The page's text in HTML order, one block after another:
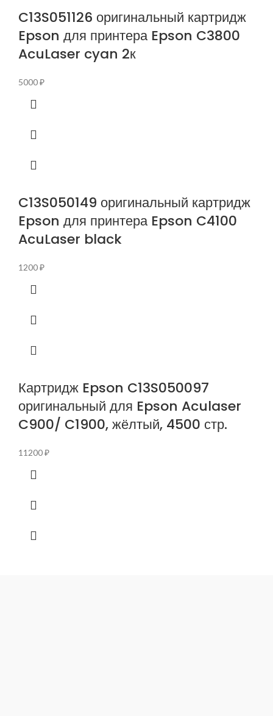
C13S051126 оригинальный картридж
Epson для принтера Epson C3800
AcuLaser cyan 2к
5000₽
C13S050149 оригинальный картридж
Epson для принтера Epson C4100
AcuLaser black
1200₽
Картридж Epson C13S050097
оригинальный для Epson Aculaser
C900/ C1900, жёлтый, 4500 стр.
11200₽